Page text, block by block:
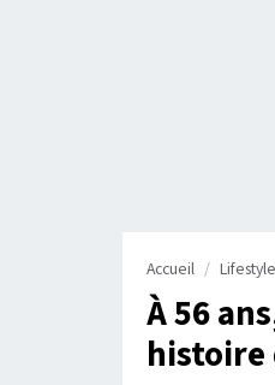
Accueil Lifestyle
À 56
histoire